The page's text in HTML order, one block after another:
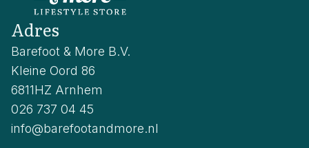
Adres
Barefoot & More B.V.
Kleine Oord 86
6811HZ Arnhem
026 737 04 45
info@barefootandmore.nl